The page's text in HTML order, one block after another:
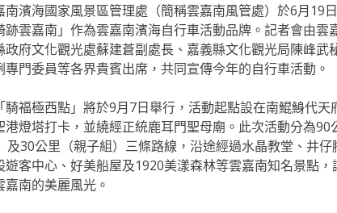
南濱海國家風景區管理處（簡稱雲嘉南風管處）於6月19
跡雲嘉南」作為雲嘉南濱海自行車活動品牌。記者會由雲
政府文化觀光處蘇建蒼副處長、嘉義縣文化觀光局陳峰武
門委員等各界貴賓出席，共同宣傳今年的自行車活動。
騎福極西點」將於9月7日舉行，活動起點設在南鯤鯓代天
港燈塔打卡，並繞經正統鹿耳門聖母廟。此次活動分為90
及30公里（親子組）三條路線，沿途經過水晶教堂、井
遊客中心、好美船屋及1920美漾森林等雲嘉南知名景點，
南的美麗風光。